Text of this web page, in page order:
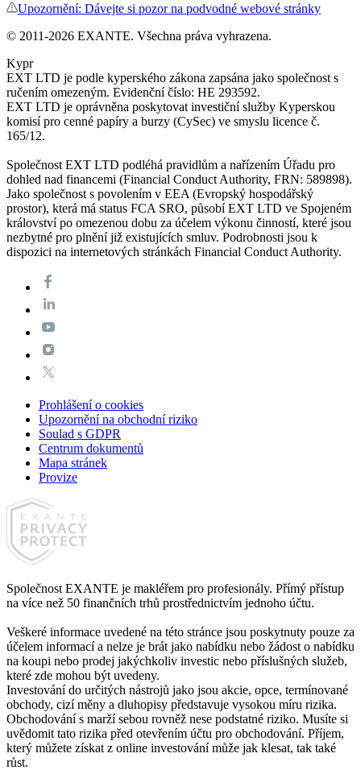
Upozornění: Dávejte si pozor na podvodné webové stránky
© 2011-2026 EXANTE. Všechna práva vyhrazena.
Kypr
EXT LTD je podle kyperského zákona zapsána jako společnost s
ručením omezeným. Evidenční číslo: HE 293592.
EXT LTD je oprávněna poskytovat investiční služby Kyperskou
komisí pro cenné papíry a burzy (CySec) ve smyslu licence č.
165/12.
Společnost EXT LTD podléhá pravidlům a nařízením Úřadu pro
dohled nad financemi (Financial Conduct Authority, FRN: 589898).
Jako společnost s povolením v EEA (Evropský hospodářský
prostor), která má status FCA SRO, působí EXT LTD ve Spojeném
království po omezenou dobu za účelem výkonu činností, které jsou
nezbytné pro plnění již existujících smluv. Podrobnosti jsou k
dispozici na internetových stránkách Financial Conduct Authority.
Prohlášení o cookies
Upozornění na obchodní riziko
Soulad s GDPR
Centrum dokumentů
Mapa stránek
Provize
Společnost EXANTE je makléřem pro profesionály. Přímý přístup
na více než 50 finančních trhů prostřednictvím jednoho účtu.
Veškeré informace uvedené na této stránce jsou poskytnuty pouze za
účelem informací a nelze je brát jako nabídku nebo žádost o nabídku
na koupi nebo prodej jakýchkoliv investic nebo příslušných služeb,
které zde mohou být uvedeny.
Investování do určitých nástrojů jako jsou akcie, opce, termínované
obchody, cizí měny a dluhopisy představuje vysokou míru rizika.
Obchodování s marží sebou rovněž nese podstatné riziko. Musíte si
uvědomit tato rizika před otevřením účtu pro obchodování. Příjem,
který můžete získat z online investování může jak klesat, tak také
růst.